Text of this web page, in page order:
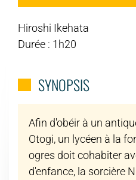
Hiroshi Ikehata
Durée : 1h20
SYNOPSIS
Afin d'obéir à un
Otogi, un lycéen à la
ogres doit cohabiter
d'enfance, la sorcière